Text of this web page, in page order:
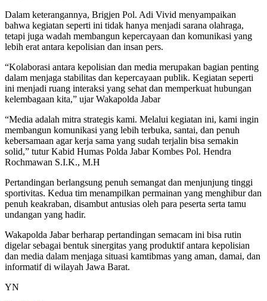
Dalam keterangannya, Brigjen Pol. Adi Vivid menyampaikan
bahwa kegiatan seperti ini tidak hanya menjadi sarana olahraga,
tetapi juga wadah membangun kepercayaan dan komunikasi yang
lebih erat antara kepolisian dan insan pers.
“Kolaborasi antara kepolisian dan media merupakan bagian penting
dalam menjaga stabilitas dan kepercayaan publik. Kegiatan seperti
ini menjadi ruang interaksi yang sehat dan memperkuat hubungan
kelembagaan kita,” ujar Wakapolda Jabar
“Media adalah mitra strategis kami. Melalui kegiatan ini, kami ingin
membangun komunikasi yang lebih terbuka, santai, dan penuh
kebersamaan agar kerja sama yang sudah terjalin bisa semakin
solid,” tutur Kabid Humas Polda Jabar Kombes Pol. Hendra
Rochmawan S.I.K., M.H
Pertandingan berlangsung penuh semangat dan menjunjung tinggi
sportivitas. Kedua tim menampilkan permainan yang menghibur dan
penuh keakraban, disambut antusias oleh para peserta serta tamu
undangan yang hadir.
Wakapolda Jabar berharap pertandingan semacam ini bisa rutin
digelar sebagai bentuk sinergitas yang produktif antara kepolisian
dan media dalam menjaga situasi kamtibmas yang aman, damai, dan
informatif di wilayah Jawa Barat.
YN